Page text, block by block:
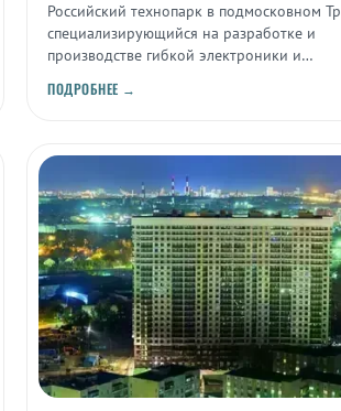
Российский технопарк в подмосковном
специализирующийся на разработке и
производстве гибкой электроники и
ПОДРОБНЕЕ →